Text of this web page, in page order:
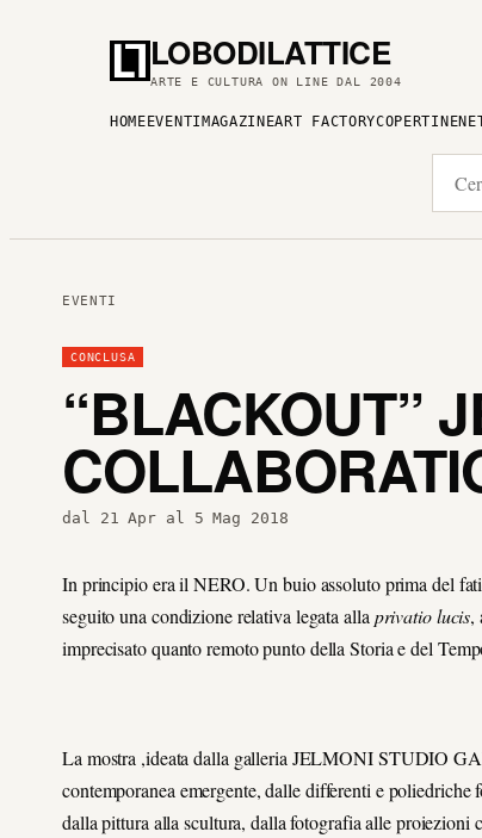
LOBODILATTICE
ARTE E CULTURA ON LINE DAL 2004
HOME EVENTI MAGAZINEART FACTORYCOPERTINE
EVENTI
CONCLUSA
“BLACKOUT”
dal 21 Apr al 5 Mag 2018
In principio era il NERO. Un buio assoluto prima del
seguito una condizione relativa legata alla privatio lucis,
imprecisato quanto remoto punto della Storia e del
La mostra ,ideata dalla galleria JELMONI STUDIO
contemporanea emergente, dalle differenti e poliedriche
dalla pittura alla scultura, dalla fotografia alle proiezioni